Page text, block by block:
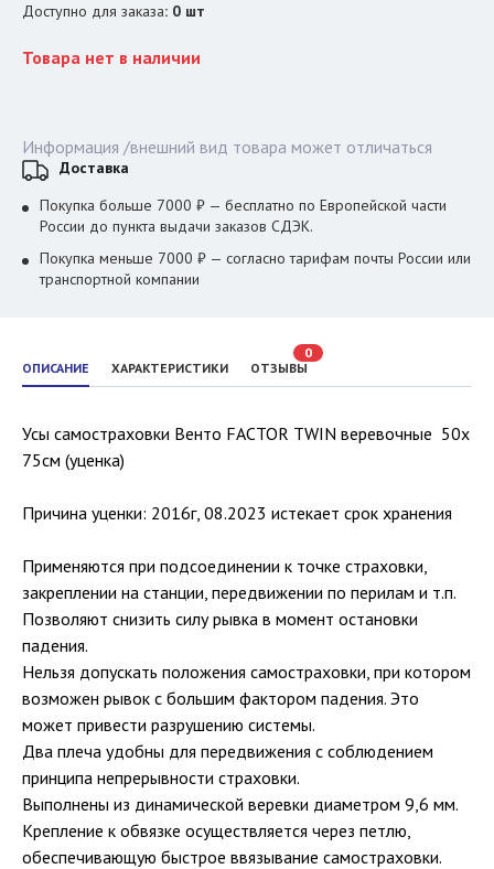
Доступно для заказа: 0 шт
Товара нет в наличии
ОПИСАНИЕ ХАРАКТЕРИСТИКИ ОТЗЫВЫ
0
Усы самостраховки Венто FACTOR TWIN веревочные 50х
75см (уценка)
Причина уценки: 2016г, 08.2023 истекает срок хранения
Применяются при подсоединении к точке страховки,
закреплении на станции, передвижении по перилам и т.п.
Позволяют снизить силу рывка в момент остановки
падения.
Нельзя допускать положения самостраховки, при котором
возможен рывок с большим фактором падения. Это
может привести разрушению системы.
Два плеча удобны для передвижения с соблюдением
принципа непрерывности страховки.
Выполнены из динамической веревки диаметром 9,6 мм.
Крепление к обвязке осуществляется через петлю,
обеспечивающую быстрое ввязывание самостраховки.
Информация /внешний вид товара может отличаться
Доставка
Покупка больше 7000 ₽ — бесплатно по Европейской части
России до пункта выдачи заказов СДЭК.
Покупка меньше 7000 ₽ — согласно тарифам почты России или
транспортной компании